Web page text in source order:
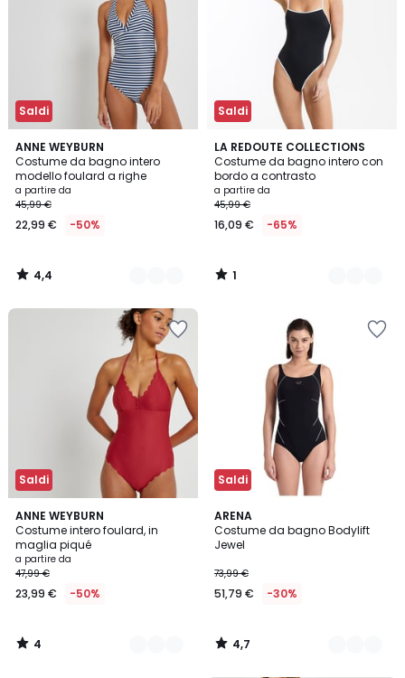
Saldi
ANNE WEYBURN
Costume da bagno intero
modello foulard a righe
a partire da
45,99 €
22,99 € -50%
4,4
/ 5
2
Colori
4,4
/
Saldi
LA REDOUTE COLLECTIONS
Costume da bagno intero con
bordo a contrasto
a partire da
45,99 €
16,09 € -65%
1
/
5
2
Colori
1
/
Saldi
ANNE WEYBURN
Costume intero foulard, in
maglia piqué
a partire da
47,99 €
23,99 € -50%
4
/
5
3
Colori
4
/
Saldi
ARENA
Costume da bagno Bodylift
Jewel
73,99 €
51,79 € -30%
4,7
/ 5
2
Colori
4,7
/